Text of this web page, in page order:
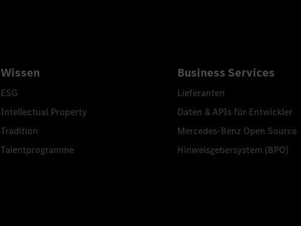
Wissen
ESG
Intellectual Property
Tradition
Talentprogramme
Business Services
Lieferanten
Daten & APIs für Entwickler
Mercedes-Benz Open Source
Hinweisgebersystem (BPO)